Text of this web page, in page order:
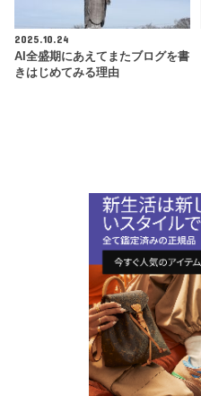
2025.10.24
AI全盛期にあえてまたブログを書
きはじめてみる理由